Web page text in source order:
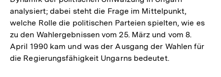
der
Fußnote
analysiert; dabei steht die Frage im Mittelpunkt,
welche Rolle die politischen Parteien spielten, wie es
zu den Wahlergebnissen vom 25. März und vom 8.
April 1990 kam und was der Ausgang der Wahlen für
die Regierungsfähigkeit Ungarns bedeutet.